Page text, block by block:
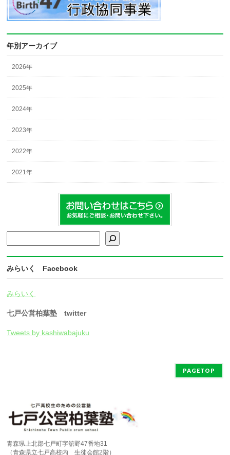
年別アーカイブ
2026年
2025年
2024年
2023年
2022年
2021年
みらいく Facebook
みらいく
七戸公営柏葉塾 twitter
Tweets by kashiwabajuku
PAGETOP
青森県上北郡七戸町字舘野47番地31
（青森県立七戸高校内 生徒会館2階）